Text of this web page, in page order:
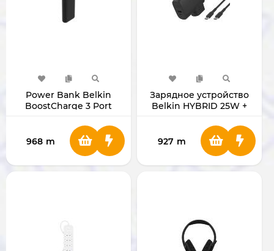
Power Bank Belkin
BoostCharge 3 Port
968 m
Зарядное устройство
Belkin HYBRID 25W +
927 m